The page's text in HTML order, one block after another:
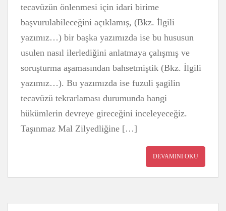
tecavüzün önlenmesi için idari birime
başvurulabileceğini açıklamış, (Bkz. İlgili
yazımız…) bir başka yazımızda ise bu hususun
usulen nasıl ilerlediğini anlatmaya çalışmış ve
soruşturma aşamasından bahsetmiştik (Bkz. İlgili
yazımız…). Bu yazımızda ise fuzuli şagilin
tecavüzü tekrarlaması durumunda hangi
hükümlerin devreye gireceğini inceleyeceğiz.
Taşınmaz Mal Zilyedliğine […]
DEVAMINI OKU